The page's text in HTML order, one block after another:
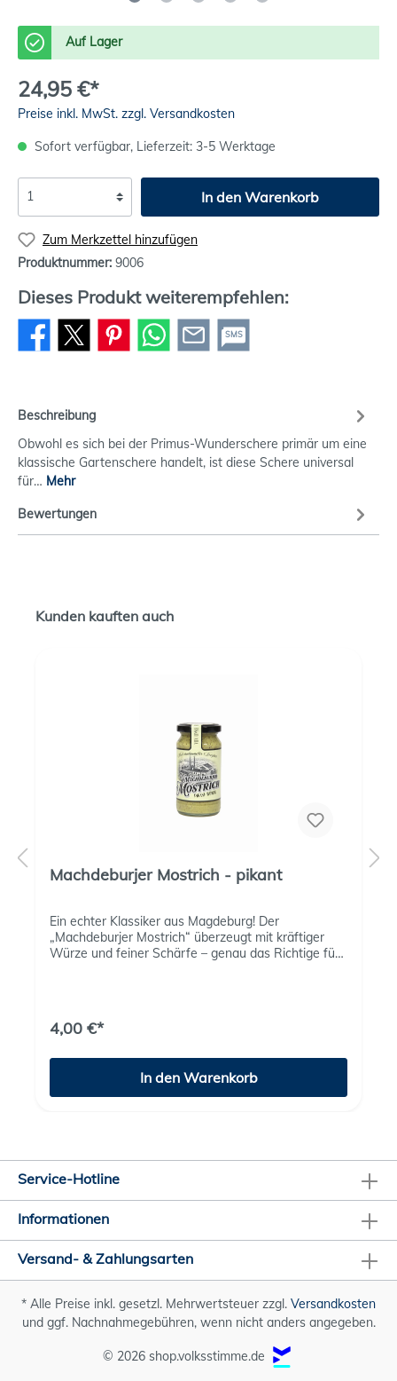
Auf Lager
24,95 €*
Preise inkl. MwSt. zzgl. Versandkosten
Sofort verfügbar, Lieferzeit: 3-5 Werktage
In den Warenkorb
Zum Merkzettel hinzufügen
Produktnummer: 9006
Dieses Produkt weiterempfehlen:
SMS
Beschreibung
Obwohl es sich bei der Primus-Wunderschere primär um eine
klassische Gartenschere handelt, ist diese Schere universal
für… Mehr
Bewertungen
Kunden kauften auch
Machdeburjer Mostrich - pikant
Ein echter Klassiker aus Magdeburg! Der
„Machdeburjer Mostrich“ überzeugt mit kräftiger
Würze und feiner Schärfe – genau das Richtige für
Senftradition, die bis ins Jahr 1882 zurückreicht.
Qualität zurück auf den Tisch.
4,00 €*
In den Warenkorb
Service-Hotline
Informationen
Versand- & Zahlungsarten
* Alle Preise inkl. gesetzl. Mehrwertsteuer zzgl. Versandkosten
und ggf. Nachnahmegebühren, wenn nicht anders angegeben.
© 2026 shop.volksstimme.de